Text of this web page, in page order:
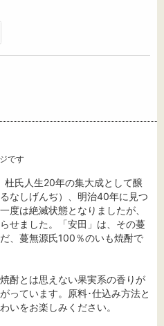
です
杜氏人生20年の集大成として醸
なしげんぢ）、明治40年に見つ
度は絶滅状態となりましたが、
せました。「安田」は、その蔓
、蔓無源氏100％のいも焼酎で
酎とは思えない果実系の香りが
っています。原料･仕込み方法と
いをお楽しみください。